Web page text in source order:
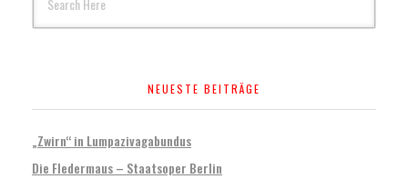
NEUESTE BEITRÄGE
„Zwirn“ in Lumpazivagabundus
Die Fledermaus – Staatsoper Berlin